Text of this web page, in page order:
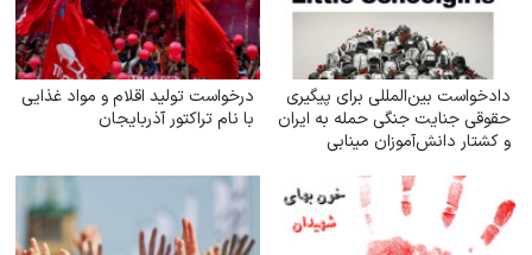
دادخواست بین‌المللی برای پیگیری
حقوقی جنایت جنگی حمله به ایران
و کشتار دانش‌آموزان مینابی
درخواست تولید اقلام و مواد غذایی
با نام تراکتور آذربایجان